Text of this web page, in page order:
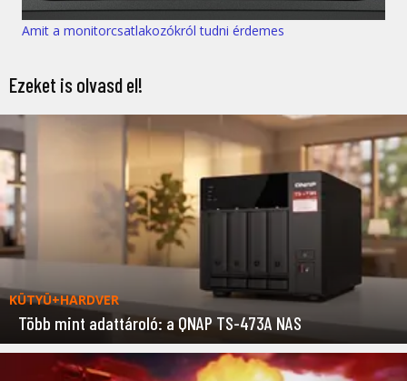
Amit a monitorcsatlakozókról tudni érdemes
Ezeket is olvasd el!
KÜTYÜ+HARDVER
Több mint adattároló: a QNAP TS-473A NAS